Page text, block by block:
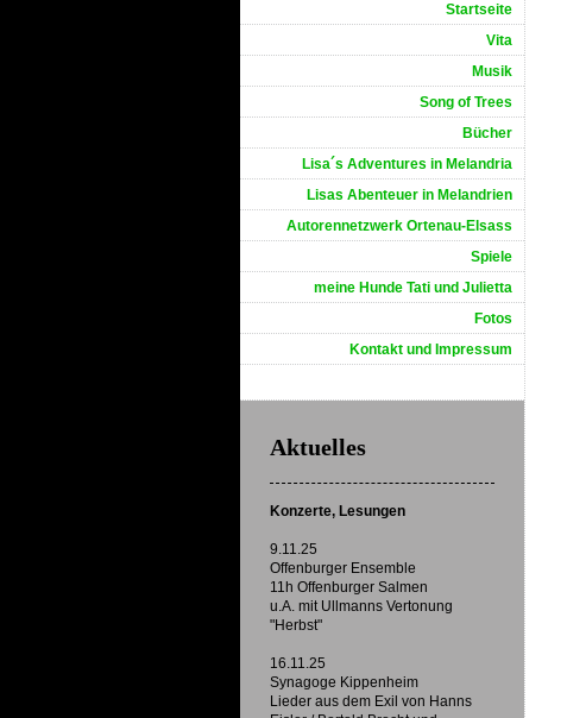
Startseite
Vita
Musik
Song of Trees
Bücher
Lisa´s Adventures in Melandria
Lisas Abenteuer in Melandrien
Autorennetzwerk Ortenau-Elsass
Spiele
meine Hunde Tati und Julietta
Fotos
Kontakt und Impressum
Aktuelles
Konzerte, Lesungen
9.11.25
Offenburger Ensemble
11h Offenburger Salmen
u.A. mit Ullmanns Vertonung
"Herbst"
16.11.25
Synagoge Kippenheim
Lieder aus dem Exil von Hanns